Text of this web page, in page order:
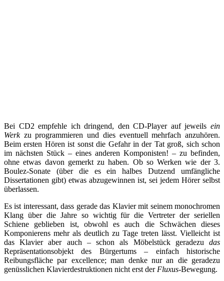
Bei CD2 empfehle ich dringend, den CD-Player auf jeweils ein
Werkzu programmieren und dies eventuell mehrfach anzuhören.
Beim ersten Hören ist sonst die Gefahr in der Tat groß, sich schon
im nächsten Stück – eines anderen Komponisten! – zu befinden,
ohne etwas davon gemerkt zu haben. Ob so Werken wie der 3.
Boulez-Sonate (über die es ein halbes Dutzend umfängliche
Dissertationen gibt) etwas abzugewinnen ist, sei jedem Hörer selbst
überlassen.
Es ist interessant, dass gerade das Klavier mit seinem monochromen
Klang über die Jahre so wichtig für die Vertreter der seriellen
Schiene geblieben ist, obwohl es auch die Schwächen dieses
Komponierens mehr als deutlich zu Tage treten lässt. Vielleicht ist
das Klavier aber auch – schon als Möbelstück geradezu das
Repräsentationsobjekt des Bürgertums – einfach historische
Reibungsfläche par excellence; man denke nur an die geradezu
genüsslichen Klavierdestruktionen nicht erst der Fluxus-Bewegung.